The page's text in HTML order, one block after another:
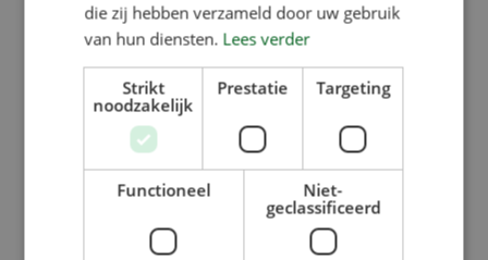
clientes de VERBA contribuyen a
mejorar el medio ambiente!
die zij hebben verzameld door uw gebruik
van hun diensten. Lees verder
Strikt
noodzakelijk
Prestatie Targeting
Functioneel
Niet-
geclassificeerd